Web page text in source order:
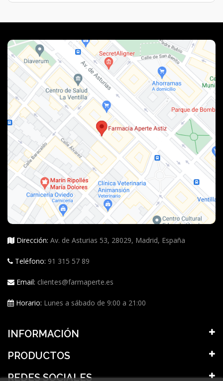
Dirección: Av. de Asturias 53, 28029, Madrid, España
Teléfono: 91 315 57 89
Email: clientes@farmaperte.es
Horario: Lunes a sábado de 9:00 a 21:00
INFORMACIÓN
PRODUCTOS
REDES SOCIALES